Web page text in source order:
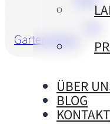
ÜBER
BLOG
KONTAKT
Gartenbau
Gartenpflege